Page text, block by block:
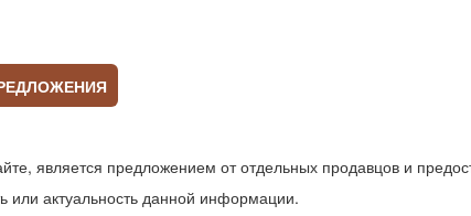
является предложением от отдельных продавцов и
или актуальность данной информации.